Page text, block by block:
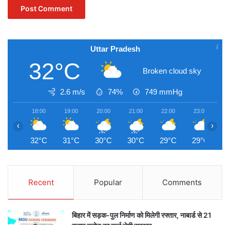
Uttar Pradesh
32°C Broken cloud sky
2.6 m/s 74% 749 mmHg
18:00
32°C
19:00
31°C
20:00
30°C
21:00
30°C
22:00
29°C
23:00
29°C
‹ ›
Recent Popular Comments
बिहार में सड़क-पुल निर्माण को मिलेगी रफ्तार, नाबार्ड से 21